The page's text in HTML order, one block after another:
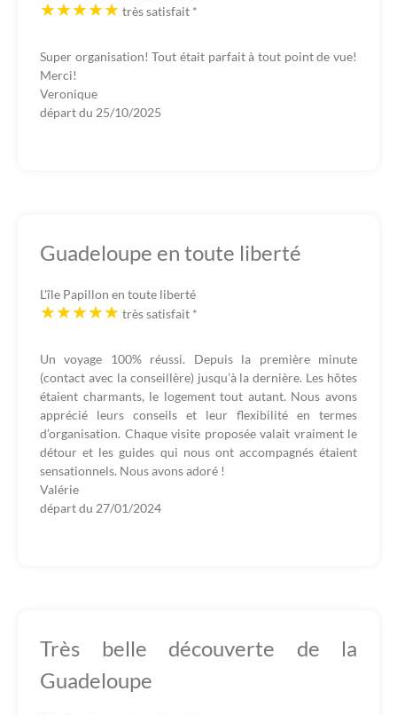
très satisfait *
Super organisation! Tout était parfait à tout point de vue!
Merci!
Veronique
départ du 25/10/2025
Guadeloupe en toute liberté
L'île Papillon en toute liberté
très satisfait *
Un voyage 100% réussi. Depuis la première minute
(contact avec la conseillère) jusqu’à la dernière. Les hôtes
étaient charmants, le logement tout autant. Nous avons
apprécié leurs conseils et leur flexibilité en termes
d’organisation. Chaque visite proposée valait vraiment le
détour et les guides qui nous ont accompagnés étaient
sensationnels. Nous avons adoré !
Valérie
départ du 27/01/2024
Très belle découverte de la
Guadeloupe